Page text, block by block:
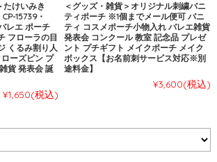
たけいみき
15739・
レエ ポーチ
フローラの目
くるみ割り人
ーズピン プ
貨 発表会 誕
¥1,650(税込)
＜グッズ・雑貨＞オリジナル刺繍バニ
ティポーチ ※1個までメール便可 バニ
ティ コスメポーチ小物入れ バレエ雑貨
発表会 コンクール 教室 記念品 プレゼ
ント プチギフト メイクポーチ メイク
ボックス【お名前刺サービス対応※別
途料金】
¥3,600(税込)